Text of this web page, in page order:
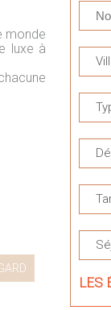
monde
luxe à
LES